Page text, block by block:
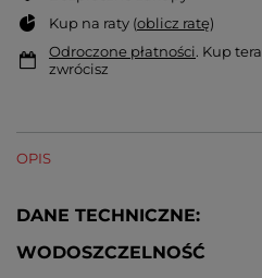
Kup na raty (oblicz ratę)
Odroczone płatności. Kup
zwrócisz
OPIS
DANE TECHNICZNE:
WODOSZCZELNOŚĆ